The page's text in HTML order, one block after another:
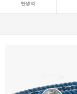
탄생석